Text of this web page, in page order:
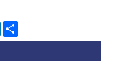
LinkedIn